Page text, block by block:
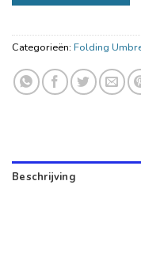
Categorieën: Folding
Beschrijving